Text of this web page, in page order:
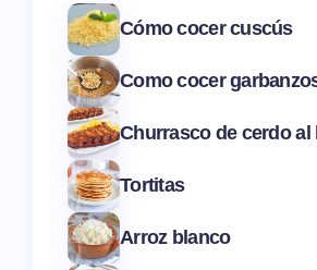
Cómo cocer cuscús
Como cocer
Churrasco de cerdo al
Tortitas
Arroz blanco